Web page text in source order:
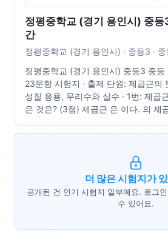
정평중학교 (경기 용인시) 중
간
정평중학교 (경기 용인시) · 중등3 ·
정평중학교 (경기 용인시) 중등3 중
23문항 시험지 · 출제 단원: 제곱근의
성질 응용, 무리수와 실수 · 1번: 제곱
은 것은? (3점) 제곱근 은 이다. 의 제
더 많은 시험지가
공개된 건 인기 시험지 일부예요. 로그
수 있어요.